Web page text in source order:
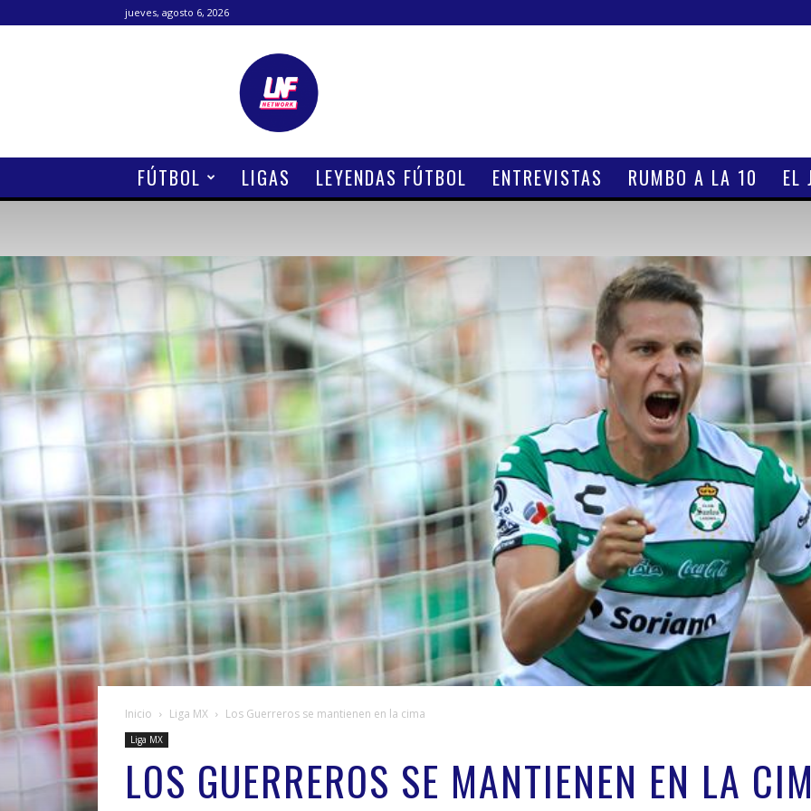
jueves, agosto 6, 2026
Lanetafutbolera
FÚTBOL LIGAS LEYENDAS FÚTBOL ENTREVISTAS RUMBO A LA 10 EL
Inicio Liga MX Los Guerreros se mantienen en la cima
Liga MX
LOS GUERREROS SE MANTIENEN EN LA